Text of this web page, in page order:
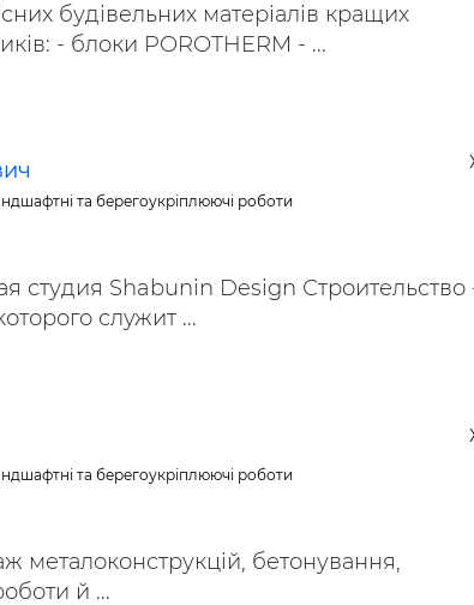
будівельних матеріалів кращих
- блоки POROTHERM - ...
та берегоукріплюючі роботи
студия Shabunin Design Строительство
служит ...
та берегоукріплюючі роботи
металоконструкцій, бетонування,
й ...